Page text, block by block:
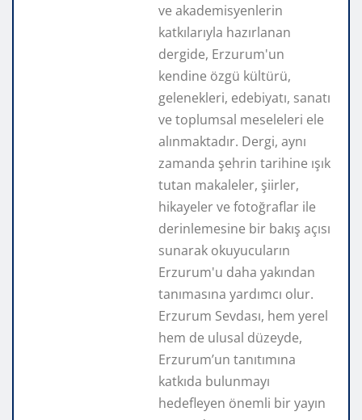
ve akademisyenlerin
katkılarıyla hazırlanan
dergide, Erzurum'un
kendine özgü kültürü,
gelenekleri, edebiyatı, sanatı
ve toplumsal meseleleri ele
alınmaktadır. Dergi, aynı
zamanda şehrin tarihine ışık
tutan makaleler, şiirler,
hikayeler ve fotoğraflar ile
derinlemesine bir bakış açısı
sunarak okuyucuların
Erzurum'u daha yakından
tanımasına yardımcı olur.
Erzurum Sevdası, hem yerel
hem de ulusal düzeyde,
Erzurum’un tanıtımına
katkıda bulunmayı
hedefleyen önemli bir yayın